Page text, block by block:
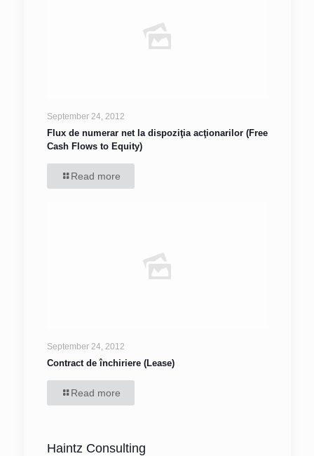
September 24, 2012
Flux de numerar net la dispoziţia acţionarilor (Free
Cash Flows to Equity)
Read more
September 24, 2012
Contract de închiriere (Lease)
Read more
Haintz Consulting